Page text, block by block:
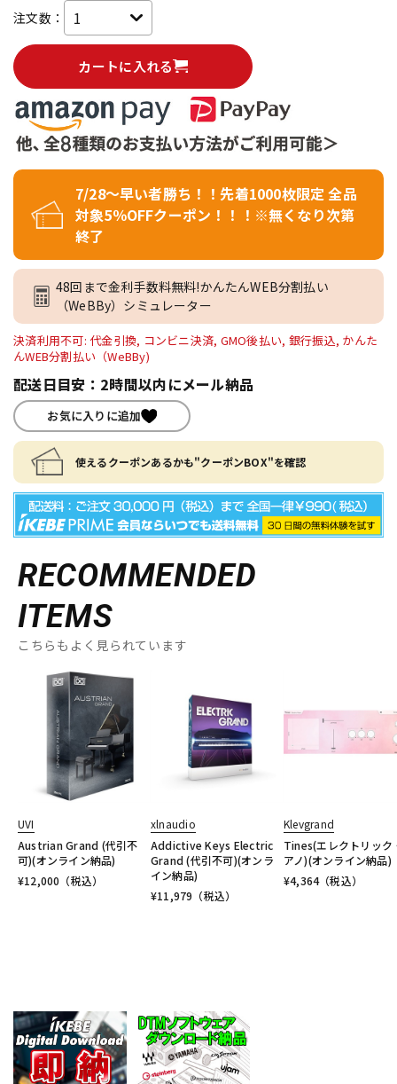
注文数：
カートに入れる
7/28～早い者勝ち！！先着1000枚限定 全品
対象5％OFFクーポン！！！※無くなり次第
終了
48回まで金利手数料無料!かんたんWEB分割払い
（WeBBy）シミュレーター
決済利用不可: 代金引換, コンビニ決済, GMO後払い, 銀行振込, かんた
んWEB分割払い（WeBBy)
配送日目安：2時間以内にメール納品
お気に入りに追加
使えるクーポンあるかも"クーポンBOX"を確認
RECOMMENDED
ITEMS
こちらもよく見られています
UVI
Austrian Grand (代引不
可)(オンライン納品)
¥12,000 （税込）
xlnaudio
Addictive Keys Electric
Grand (代引不可)(オンラ
イン納品)
¥11,979 （税込）
Klevgrand
Tines(エレクトリック
アノ)(オンライン納品)
¥4,364（税込）